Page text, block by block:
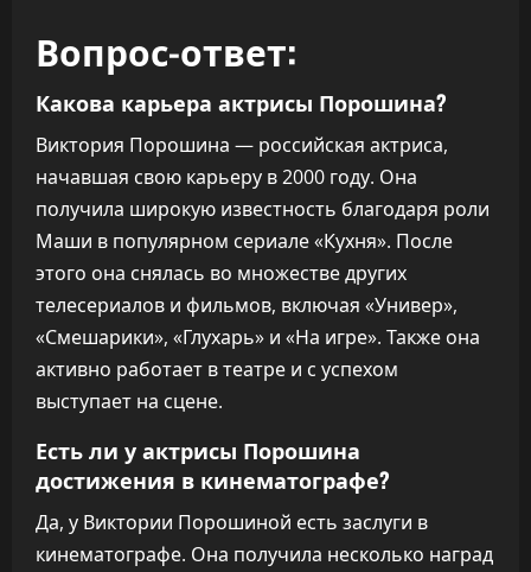
Вопрос-ответ:
Какова карьера актрисы Порошина?
Виктория Порошина — российская актриса,
начавшая свою карьеру в 2000 году. Она
получила широкую известность благодаря роли
Маши в популярном сериале «Кухня». После
этого она снялась во множестве других
телесериалов и фильмов, включая «Универ»,
«Смешарики», «Глухарь» и «На игре». Также она
активно работает в театре и с успехом
выступает на сцене.
Есть ли у актрисы Порошина
достижения в кинематографе?
Да, у Виктории Порошиной есть заслуги в
кинематографе. Она получила несколько наград